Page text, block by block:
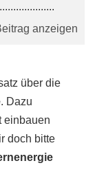
anzeigen
über die
. Dazu
einbauen
doch bitte